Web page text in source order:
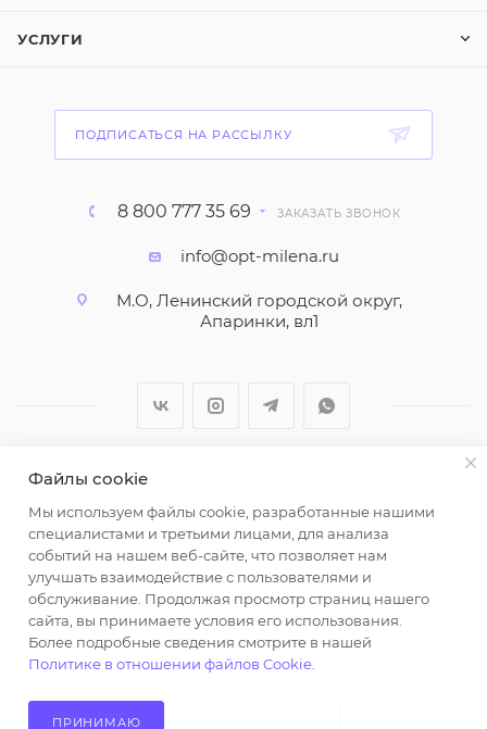
УСЛУГИ
ПОДПИСАТЬСЯ НА РАССЫЛКУ
8 800 777 35 69 ЗАКАЗАТЬ ЗВОНОК
info@opt-milena.ru
М.О, Ленинский городской округ,
Апаринки, вл1
2026 © ООО "Вайт Текстиль групп"
Любая информация на сайте носит справочный
характер и не является публичной офертой
определяемой положениями пункта 2 статьи 437
Гражданского кодекса Российской Федерации.
Использование любых материалов, опубликованных
на https://opt-milena.ru, допустимо только при
наличии письменного разрешения редакции и
активной ссылки на https://opt-milena.ru
Файлы cookie
Мы используем файлы cookie, разработанные нашими
специалистами и третьими лицами, для анализа
событий на нашем веб-сайте, что позволяет нам
улучшать взаимодействие с пользователями и
обслуживание. Продолжая просмотр страниц нашего
сайта, вы принимаете условия его использования.
Более подробные сведения смотрите в нашей
Политике в отношении файлов Cookie
ПРИНИМАЮ